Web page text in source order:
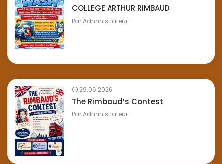
COLLEGE ARTHUR RIMBAUD
ParAdministrateur
29.06.2026
The Rimbaud’s Contest
ParAdministrateur